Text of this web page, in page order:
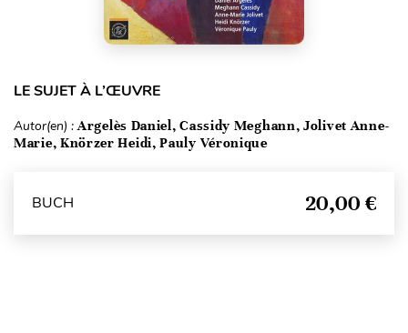
LE SUJET À L’ŒUVRE
Autor(en) :Argelès Daniel, Cassidy Meghann, Jolivet Anne-
Marie, Knörzer Heidi, Pauly Véronique
BUCH 20,00 €